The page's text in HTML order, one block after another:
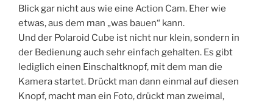
Blick gar nicht aus wie eine Action Cam. Eher wie
etwas, aus dem man „was bauen“ kann.
Und der Polaroid Cube ist nicht nur klein, sondern in
der Bedienung auch sehr einfach gehalten. Es gibt
lediglich einen Einschaltknopf, mit dem man die
Kamera startet. Drückt man dann einmal auf diesen
Knopf, macht man ein Foto, drückt man zweimal,